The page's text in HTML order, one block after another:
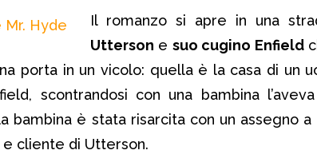
Il romanzo si apre in una
Utterson e suo cugino Enfield
porta in un vicolo: quella è la casa di un
scontrandosi con una bambina
bambina è stata risarcita con un assegno
cliente di Utterson.